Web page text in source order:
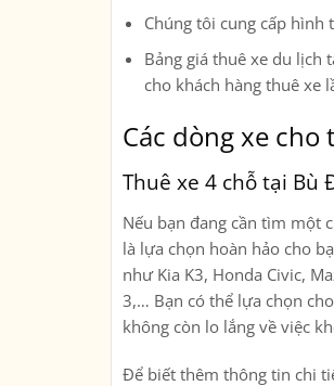
Chúng tôi cung cấp hình
Bảng giá thuê xe du lịch
cho khách hàng thuê xe
Các dòng xe
Thuê xe 4 chỗ tại Bù
Nếu bạn đang cần tìm một
là lựa chọn hoàn hảo cho
như Kia K3, Honda Civic,
3,… Bạn có thể lựa chọn
không còn lo lắng về việc
Để biết thêm thông tin chi